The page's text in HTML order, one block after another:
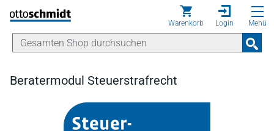
Direkt zum Inhalt
Warenkorb Login Menü
Beratermodul Steuerstrafrecht